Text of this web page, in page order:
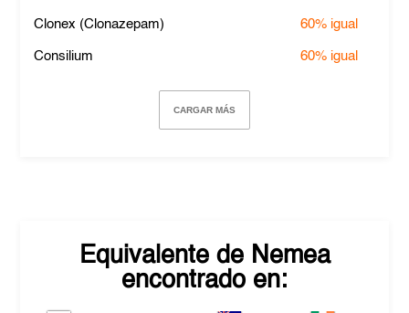
Clonex (Clonazepam) 60% igual
Consilium 60% igual
CARGAR MÁS
Equivalente de Nemea
encontrado en: